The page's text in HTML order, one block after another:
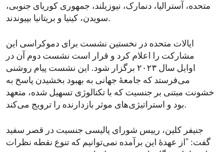
متحده، آسترالیا، دنمارک، نیوزیلند، جمهوری کوریای جنوبی،
سویدن، کینیا و بریتانیا بپیوندند.
ایالات متحده در نخستین نشست برای دموکراسی این
مشارکت را اعلام کرد و قرار است نشست دوم آن در
اوایل سال ۲۰۲۳ برگزار شود. این نشست پیام روشنی
می‌فرستد که جامعۀ جهانی به بهبود بخشیدن پاسخ به
خشونت مبتنی بر جنسیت که با تکنالوژی تسهیل شده، متعهد
بود و استراتیژی‌های موثر بازدارنده را ترویج می‌کند.
جنیفر کلین، رییس شورای پالیسی جنسیت در قصر سفید
گفت: "از عهدۀ این برآمده نمی‌توانیم که تنوع نقطه نظرات